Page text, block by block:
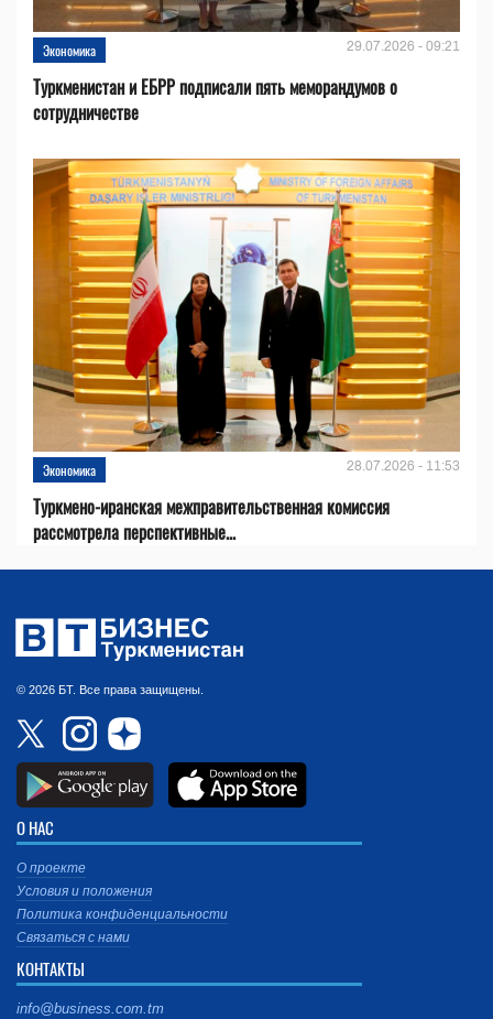
Экономика 29.07.2026 - 09:21
Туркменистан и ЕБРР подписали пять меморандумов о
сотрудничестве
Экономика 28.07.2026 - 11:53
Туркмено-иранская межправительственная комиссия
рассмотрела перспективные...
© 2026 БТ. Все права защищены.
О НАС
О проекте
Условия и положения
Политика конфиденциальности
Связаться с нами
КОНТАКТЫ
info@business.com.tm